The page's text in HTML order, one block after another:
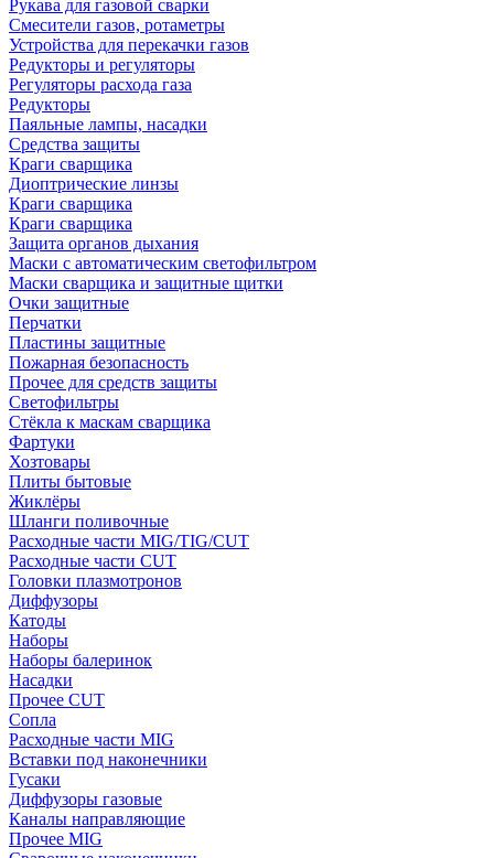
Рукава для газовой сварки
Смесители газов, ротаметры
Устройства для перекачки газов
Редукторы и регуляторы
Регуляторы расхода газа
Редукторы
Паяльные лампы, насадки
Средства защиты
Краги сварщика
Диоптрические линзы
Краги сварщика
Краги сварщика
Защита органов дыхания
Маски с автоматическим светофильтром
Маски сварщика и защитные щитки
Очки защитные
Перчатки
Пластины защитные
Пожарная безопасность
Прочее для средств защиты
Светофильтры
Стёкла к маскам сварщика
Фартуки
Хозтовары
Плиты бытовые
Жиклёры
Шланги поливочные
Расходные части MIG/TIG/CUT
Расходные части CUT
Головки плазмотронов
Диффузоры
Катоды
Наборы
Наборы балеринок
Насадки
Прочее CUT
Сопла
Расходные части MIG
Вставки под наконечники
Гусаки
Диффузоры газовые
Каналы направляющие
Прочее MIG